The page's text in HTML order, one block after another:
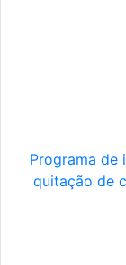
Programa de
quitação de